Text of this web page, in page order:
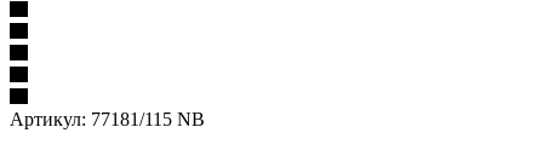
Артикул: 77181/115 NB